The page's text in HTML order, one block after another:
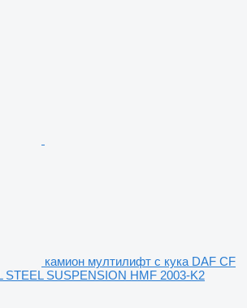
камион мултилифт с кука DAF CF
STEEL SUSPENSION HMF 2003-K2